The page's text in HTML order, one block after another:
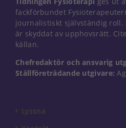
fackförbundet
journalistiskt självständig roll.
är skyddat av upphovsrätt.
källan.
Chefredaktör och ansvarig
Ställföreträdande utgivare:
Lyssna